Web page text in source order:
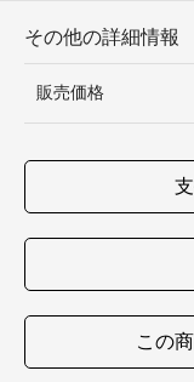
その他の詳細情報
販売価格
この